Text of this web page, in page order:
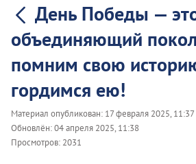
День Победы —
объединяющий
помним свою
гордимся ею!
Материал опубликован: 17 февраля 2025, 11:37
Обновлён:04 апреля 2025, 11:38
Просмотров: 2031